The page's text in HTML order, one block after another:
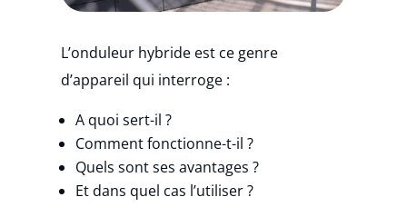
L’onduleur hybride est ce genre
d’appareil qui interroge :
A quoi sert-il ?
Comment fonctionne-t-il ?
Quels sont ses avantages ?
Et dans quel cas l’utiliser ?